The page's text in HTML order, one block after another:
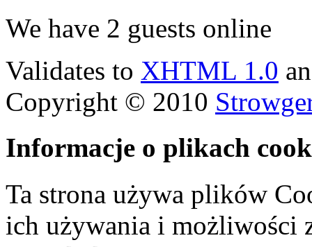
We have 2 guests online
Validates to XHTML 1.0
Copyright © 2010
Informacje o plikach
Ta strona używa plików
ich używania i możliwości